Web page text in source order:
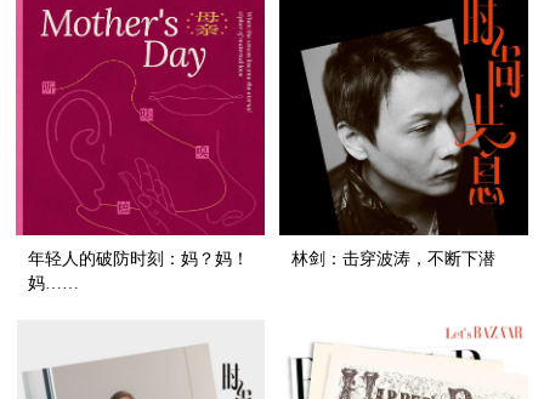
年轻人的破防时刻：妈？妈！
妈……
林剑：击穿波涛，不断下潜